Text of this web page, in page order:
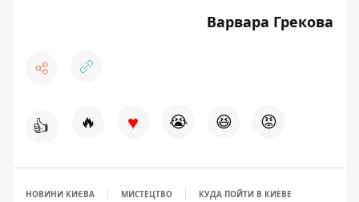
Варвара Грекова
👍 🔥 ♥ 😭 😆 😡
НОВИНИ КИЄВА МИСТЕЦТВО КУДА ПОЙТИ В КИЕВЕ